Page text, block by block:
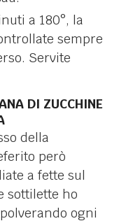
a 180°, la
sempre
Servite
DI ZUCCHINE
della
però
a fette sul
sottilette ho
ogni